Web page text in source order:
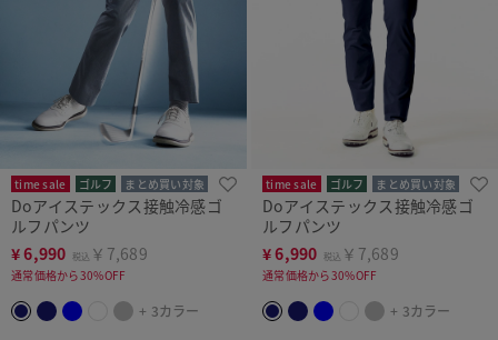
time sale ゴルフ まとめ買い対象
Doアイステックス接触冷感ゴ
ルフパンツ
¥6,990 税込 ￥7,689
通常価格から30%OFF
+ 3カラー
time sale ゴルフ まとめ買い対象
Doアイステックス接触冷感ゴ
ルフパンツ
¥6,990 税込 ￥7,689
通常価格から30%OFF
+ 3カラー